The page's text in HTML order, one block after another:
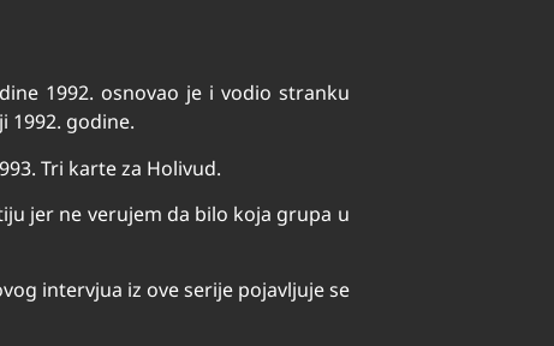
1992. osnovao je i vodio stranku
1992. godine.
Tri karte za Holivud.
jer ne verujem da bilo koja grupa u
intervjua iz ove serije pojavljuje se